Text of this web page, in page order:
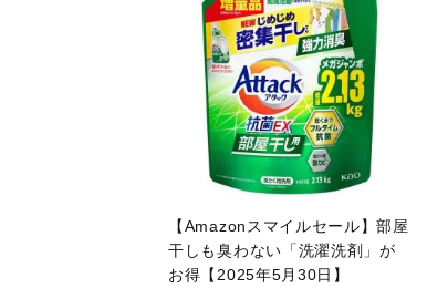
【Amazonスマイルセール】部屋
干しも臭わない「洗濯洗剤」が
お得【2025年5月30日】